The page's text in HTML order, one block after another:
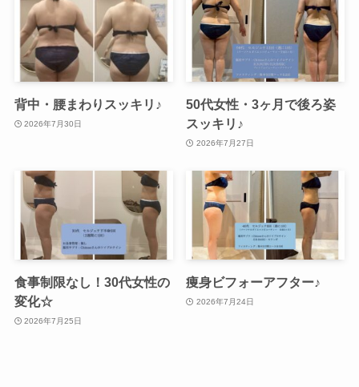
背中・腰まわりスッキリ♪
2026年7月30日
50代女性・3ヶ月で後ろ姿
スッキリ♪
2026年7月27日
食事制限なし！30代女性の
変化☆
2026年7月25日
痩身ビフォーアフター♪
2026年7月24日